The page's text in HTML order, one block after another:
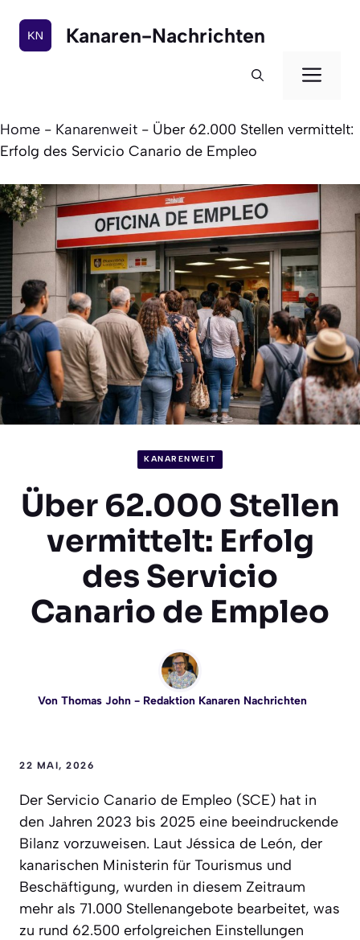
Inhalt
springen
Kanaren-Nachrichten
Home - Kanarenweit - Über 62.000 Stellen vermittelt:
Erfolg des Servicio Canario de Empleo
KANARENWEIT
Über 62.000 Stellen
vermittelt: Erfolg
des Servicio
Canario de Empleo
Von Thomas John- Redaktion Kanaren Nachrichten
22 MAI, 2026
Der Servicio Canario de Empleo (SCE) hat in
den Jahren 2023 bis 2025 eine beeindruckende
Bilanz vorzuweisen. Laut Jéssica de León, der
kanarischen Ministerin für Tourismus und
Beschäftigung, wurden in diesem Zeitraum
mehr als 71.000 Stellenangebote bearbeitet, was
zu rund 62.500 erfolgreichen Einstellungen